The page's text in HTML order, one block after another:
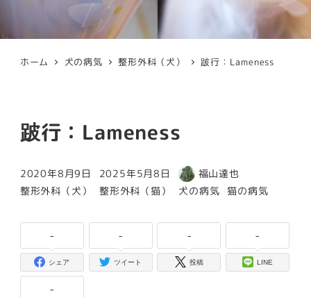
ホーム 犬の病気 整形外科（犬） 跛行：Lameness
跛行：Lameness
投稿日
2020年8月9日
更新日
2025年5月8日
著
者
福山達也
カテゴリー
整形外科（犬） カテゴリー
整形外科（猫） カテゴリー
犬の病気 カテゴリー
猫の病気
-
シェア
-
ツイート
-
投稿
-
LINE
-